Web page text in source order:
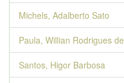
Michels, Adalberto Sato
Paula, Willian Rodrigues de
Santos, Higor Barbosa